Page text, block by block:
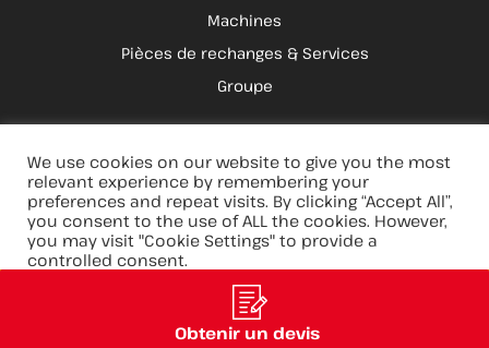
Machines
Pièces de rechanges & Services
Groupe
@ 2025 - SETIC POURTIER
Mentions Légales & CGU
Politique de confidentialité des données
We use cookies on our website to give you the most
relevant experience by remembering your
preferences and repeat visits. By clicking “Accept All”,
you consent to the use of ALL the cookies. However,
you may visit "Cookie Settings" to provide a
controlled consent.
Accept All
Obtenir un devis